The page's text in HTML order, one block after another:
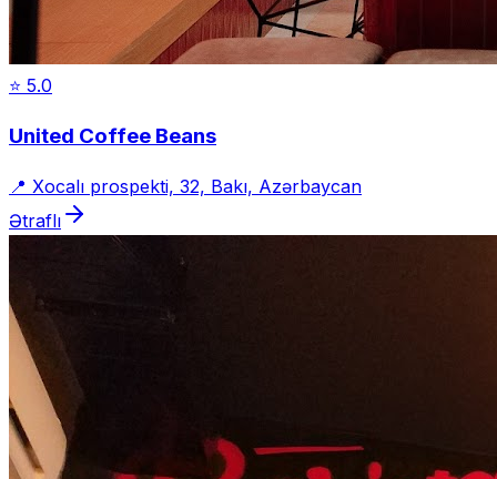
⭐ 5.0
United Coffee Beans
📍 Xocalı prospekti, 32, Bakı, Azərbaycan
Ətraflı